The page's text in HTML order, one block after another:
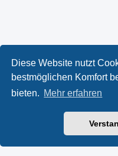
Diese Website nutzt
bestmöglichen Komfort
bieten. Mehr erfahren